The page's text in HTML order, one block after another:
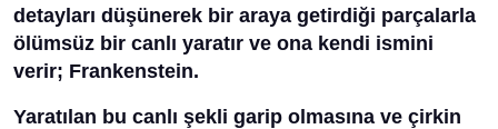
detayları düşünerek bir araya getirdiği parçalarla
ölümsüz bir canlı yaratır ve ona kendi ismini
verir; Frankenstein.
Yaratılan bu canlı şekli garip olmasına ve çirkin